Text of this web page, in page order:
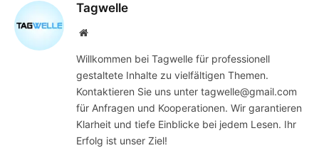
Tagwelle
Website
Willkommen bei Tagwelle für professionell
gestaltete Inhalte zu vielfältigen Themen.
Kontaktieren Sie uns unter tagwelle@gmail.com
für Anfragen und Kooperationen. Wir garantieren
Klarheit und tiefe Einblicke bei jedem Lesen. Ihr
Erfolg ist unser Ziel!